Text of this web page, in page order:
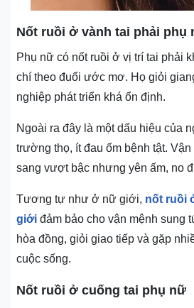
Nốt ruồi ở vành tai phải phụ
Phụ nữ có nốt ruồi ở vị trí tai phải
chí theo đuổi ước mơ. Họ giỏi
nghiệp phát triển khá ổn định.
Ngoài ra đây là một dấu hiệu của
trường thọ, ít đau ốm bệnh tật.
sang vượt bậc nhưng yên ấm, no
Tương tự như ở nữ giới, nốt ruồi
giới đảm bảo cho vận mệnh sung
hòa đồng, giỏi giao tiếp và gặp
cuộc sống.
Nốt ruồi ở cuống tai phụ nữ